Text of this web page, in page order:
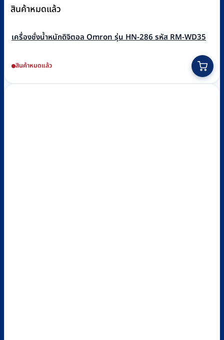
สินค้าหมดแล้ว
เครื่องชั่งน้ำหนักดิจิตอล Omron รุ่น HN-286 รหัส RM-WD35
สินค้าหมดแล้ว